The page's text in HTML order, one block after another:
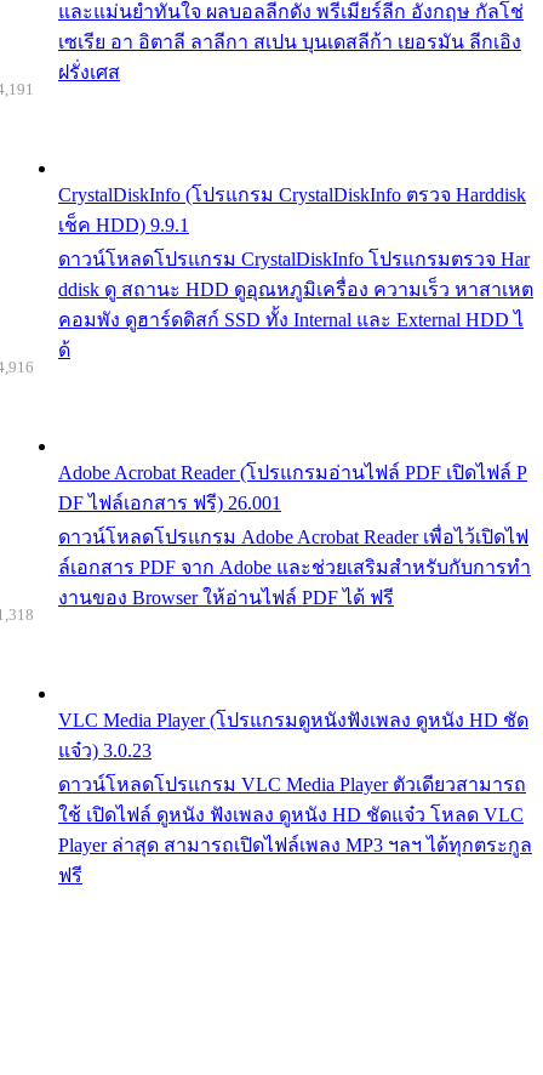
และแม่นยำทันใจ ผลบอลลีกดัง พรีเมียร์ลีก อังกฤษ กัลโช่
เซเรีย อา อิตาลี ลาลีกา สเปน บุนเดสลีก้า เยอรมัน ลีกเอิง
ฝรั่งเศส
CrystalDiskInfo (โปรแกรม CrystalDiskInfo ตรวจ Harddisk
เช็ค HDD) 9.9.1
ดาวน์โหลดโปรแกรม CrystalDiskInfo โปรแกรมตรวจ Har
ddisk ดู สถานะ HDD ดูอุณหภูมิเครื่อง ความเร็ว หาสาเหต
คอมพัง ดูฮาร์ดดิสก์ SSD ทั้ง Internal และ External HDD ไ
ด้
Adobe Acrobat Reader (โปรแกรมอ่านไฟล์ PDF เปิดไฟล์ P
DF ไฟล์เอกสาร ฟรี) 26.001
ดาวน์โหลดโปรแกรม Adobe Acrobat Reader เพื่อไว้เปิดไฟ
ล์เอกสาร PDF จาก Adobe และช่วยเสริมสำหรับกับการทำ
งานของ Browser ให้อ่านไฟล์ PDF ได้ ฟรี
VLC Media Player (โปรแกรมดูหนังฟังเพลง ดูหนัง HD ชัด
แจ๋ว) 3.0.23
ดาวน์โหลดโปรแกรม VLC Media Player ตัวเดียวสามารถ
ใช้ เปิดไฟล์ ดูหนัง ฟังเพลง ดูหนัง HD ชัดแจ๋ว โหลด VLC
Player ล่าสุด สามารถเปิดไฟล์เพลง MP3 ฯลฯ ได้ทุกตระกูล
ฟรี